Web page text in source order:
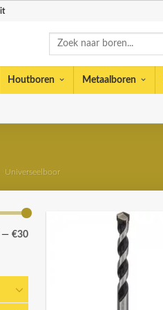
Zoeken
Houtboren Metaalboren
Universeelboor
— €30